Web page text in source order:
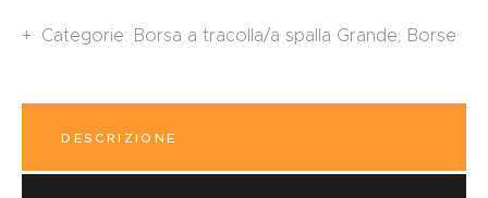
Categorie: Borsa a tracolla/a spalla Grande, Borse
DESCRIZIONE